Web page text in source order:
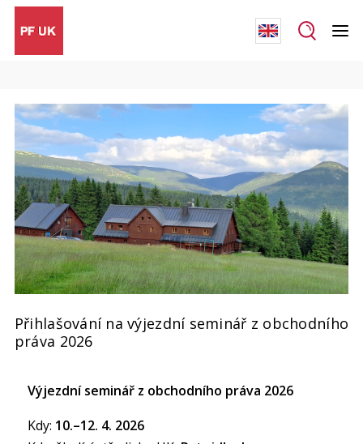
Přihlašování na výjezdní seminář z obchodního
práva 2026
Výjezdní seminář z obchodního práva 2026
Kdy: 10.–12. 4. 2026